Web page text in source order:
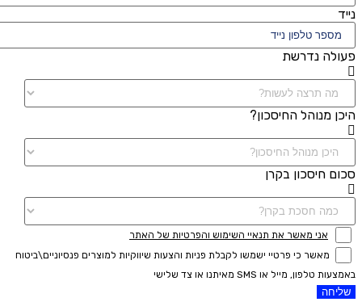
נייד
פעולה נדרשת
היכן מנוהל החיסכון?
סכום חיסכון בקרן
אני מאשר את תנאיי השימוש והפרטיות של האתר
מאשר כי פרטיי ישמשו לקבלת פניות והצעות שיווקיות למוצרים פנסיוניים\ביטוח
באמצעות טלפון, מייל או SMS מאיתנו או צד שלישי
שליחה